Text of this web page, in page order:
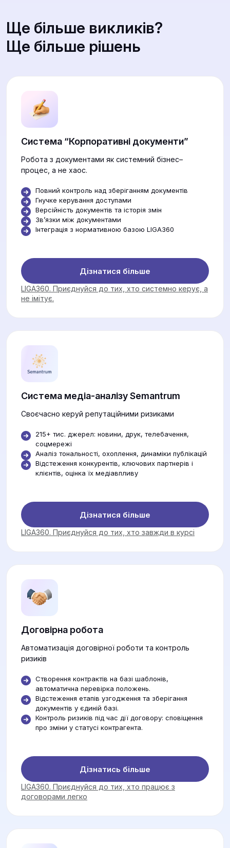
Ще більше викликів?
Ще більше рішень
Система “Корпоративні документи”
Робота з документами як системний бізнес–
процес, а не хаос.
Повний контроль над зберіганням документів
Гнучке керування доступами
Версійність документів та історія змін
Звʼязки між документами
Інтеграція з нормативною базою LIGA360
Дізнатися більше
LIGA360. Приєднуйся до тих, хто системно керує, а
не імітує.
Система медіа-аналізу Semantrum
Своєчасно керуй репутаційними ризиками
215+ тис. джерел: новини, друк, телебачення,
соцмережі
Аналіз тональності, охоплення, динаміки публікацій
Відстеження конкурентів, ключових партнерів і
клієнтів, оцінка їх медіавпливу
Дізнатися більше
LIGA360. Приєднуйся до тих, хто завжди в курсі
Договірна робота
Автоматизація договірної роботи та контроль
ризиків
Створення контрактів на базі шаблонів,
автоматична перевірка положень.
Відстеження етапів узгодження та зберігання
документів у єдиній базі.
Контроль ризиків під час дії договору: сповіщення
про зміни у статусі контрагента.
Дізнатись більше
LIGA360. Приєднуйся до тих, хто працює з
договорами легко